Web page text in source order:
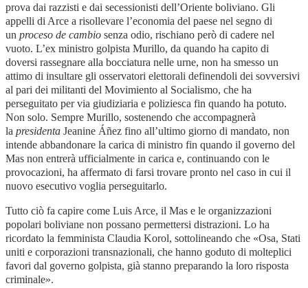
prova dai razzisti e dai secessionisti dell’Oriente boliviano. Gli
appelli di Arce a risollevare l’economia del paese nel segno di
un proceso de cambio senza odio, rischiano però di cadere nel
vuoto. L’ex ministro golpista Murillo, da quando ha capito di
doversi rassegnare alla bocciatura nelle urne, non ha smesso un
attimo di insultare gli osservatori elettorali definendoli dei sovversivi
al pari dei militanti del Movimiento al Socialismo, che ha
perseguitato per via giudiziaria e poliziesca fin quando ha potuto.
Non solo. Sempre Murillo, sostenendo che accompagnerà
la presidenta Jeanine Áñez fino all’ultimo giorno di mandato, non
intende abbandonare la carica di ministro fin quando il governo del
Mas non entrerà ufficialmente in carica e, continuando con le
provocazioni, ha affermato di farsi trovare pronto nel caso in cui il
nuovo esecutivo voglia perseguitarlo.
Tutto ciò fa capire come Luis Arce, il Mas e le organizzazioni
popolari boliviane non possano permettersi distrazioni. Lo ha
ricordato la femminista Claudia Korol, sottolineando che «Osa, Stati
uniti e corporazioni transnazionali, che hanno goduto di molteplici
favori dal governo golpista, già stanno preparando la loro risposta
criminale».